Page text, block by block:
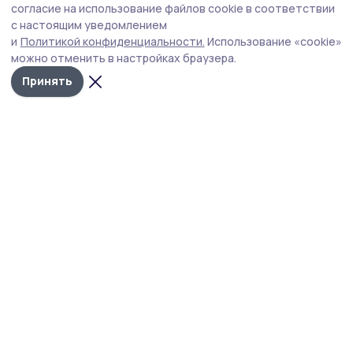
почта
Автор: Ольга Кудинова
согласие на использование файлов cookie в соответствии
с настоящим уведомлением
и Политикой конфиденциальности. Использование «cookie»
можно отменить в настройках браузера.
Принять